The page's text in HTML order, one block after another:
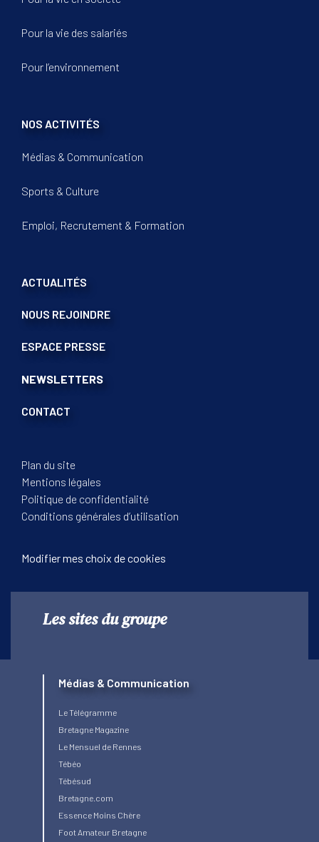
Pour la vie des salariés
Pour l’environnement
NOS ACTIVITÉS
Médias & Communication
Sports & Culture
Emploi, Recrutement & Formation
ACTUALITÉS
NOUS REJOINDRE
ESPACE PRESSE
NEWSLETTERS
CONTACT
Plan du site
Mentions légales
Politique de confidentialité
Conditions générales d’utilisation
Modifier mes choix de cookies
Les sites du groupe
Médias & Communication
Le Télégramme
Bretagne Magazine
Le Mensuel de Rennes
Tébéo
Tébésud
Bretagne.com
Essence Moins Chère
Foot Amateur Bretagne